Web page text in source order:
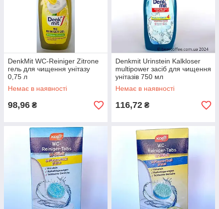
DenkMit WC-Reiniger Zitrone
гель для чищення унітазу
0,75 л
Немає в наявності
98,96 ₴
Denkmit Urinstein Kalkloser
multipower засіб для чищення
унітазів 750 мл
Немає в наявності
116,72 ₴